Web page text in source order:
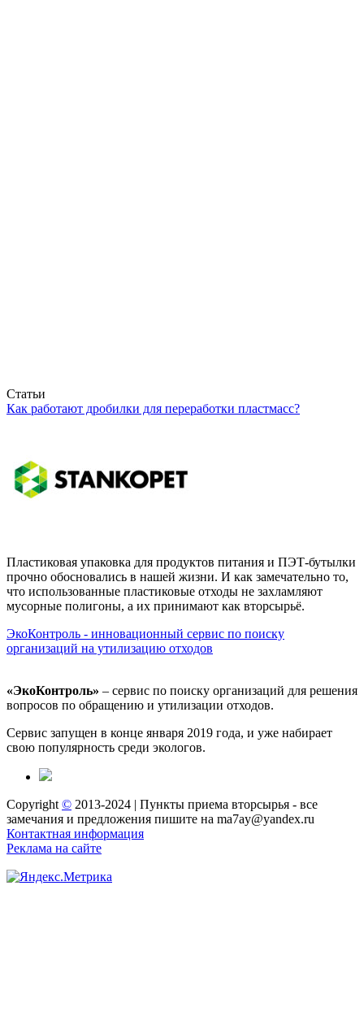
Статьи
Как работают дробилки для переработки пластмасс?
Пластиковая упаковка для продуктов питания и ПЭТ-бутылки
прочно обосновались в нашей жизни. И как замечательно то,
что использованные пластиковые отходы не захламляют
мусорные полигоны, а их принимают как вторсырьё.
ЭкоКонтроль - инновационный сервис по поиску
организаций на утилизацию отходов
«ЭкоКонтроль» – сервис по поиску организаций для решения
вопросов по обращению и утилизации отходов.
Сервис запущен в конце января 2019 года, и уже набирает
свою популярность среди экологов.
Copyright © 2013-2024 | Пункты приема вторсырья - все
замечания и предложения пишите на ma7ay@yandex.ru
Контактная информация
Реклама на сайте